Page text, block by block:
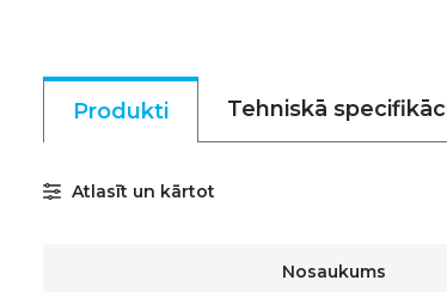
Produkti Tehniskā
Atlasīt un kārtot
Nosaukums